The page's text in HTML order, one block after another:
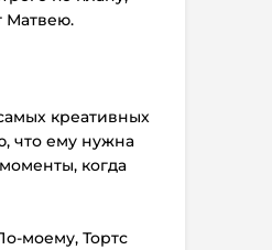
Матвею.
креативных
что ему нужна
когда
моему, Тортс